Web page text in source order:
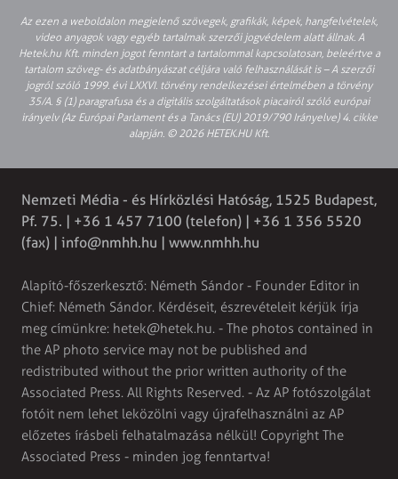
Az ezen a weboldalon megjelenő szövegek, grafikák, képek, hangfelvételek,
video anyagok vagy egyéb tartalmak szerzői jogvédelem alatt állnak. A
Hetek.hu Kft. minden jogot fenntart a tartalommal kapcsolatosan, beleértve a
tartalom szöveg- és adatbányászat céljára való felhasználását is – A szerzői
jogról szóló 1999. évi LXXVI. törvény rendelkezései értelmében a törvény
35/A. § (1) paragrafusa és a digitális szolgáltatások piacairól szóló európai
irányelv (Az Európai Parlament és a Tanács (EU) 2019/790 Irányelve) 4. cikke
alapján. © 2026 HETEK.HU Kft.
Nemzeti Média - és Hírközlési Hatóság, 1525 Budapest,
Pf. 75. | +36 1 457 7100 (telefon) | +36 1 356 5520
(fax) | info@nmhh.hu | www.nmhh.hu
Alapító-főszerkesztő: Németh Sándor - Founder Editor in
Chief: Németh Sándor. Kérdéseit, észrevételeit kérjük írja
meg címünkre: hetek@hetek.hu. - The photos contained in
the AP photo service may not be published and
redistributed without the prior written authority of the
Associated Press. All Rights Reserved. - Az AP fotószolgálat
fotóit nem lehet leközölni vagy újrafelhasználni az AP
előzetes írásbeli felhatalmazása nélkül! Copyright The
Associated Press - minden jog fenntartva!